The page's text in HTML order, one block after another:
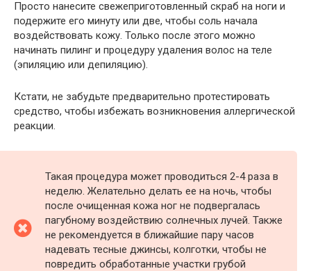
Просто нанесите свежеприготовленный скраб на ноги и
подержите его минуту или две, чтобы соль начала
воздействовать кожу. Только после этого можно
начинать пилинг и процедуру удаления волос на теле
(эпиляцию или депиляцию).
Кстати, не забудьте предварительно протестировать
средство, чтобы избежать возникновения аллергической
реакции.
Такая процедура может проводиться 2-4 раза в
неделю. Желательно делать ее на ночь, чтобы
после очищенная кожа ног не подвергалась
пагубному воздействию солнечных лучей. Также
не рекомендуется в ближайшие пару часов
надевать тесные джинсы, колготки, чтобы не
повредить обработанные участки грубой